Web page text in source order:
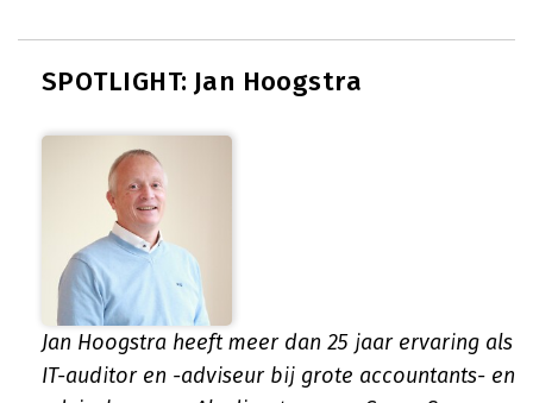
SPOTLIGHT: Jan Hoogstra
Jan Hoogstra heeft meer dan 25 jaar ervaring als
IT-auditor en -adviseur bij grote accountants- en